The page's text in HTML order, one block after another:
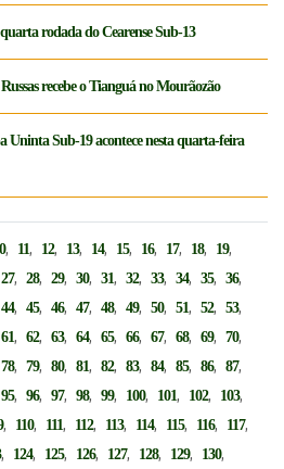
rodada do Cearense Sub-13
recebe o Tianguá no Mourãozão
Uninta Sub-19 acontece nesta quarta-feira
, 11, 12, 13, 14, 15, 16, 17, 18, 19,
27,28,29,30,31,32,33,34,35,36,
44,45,46,47,48,49,50,51,52,53,
61,62,63,64,65,66,67,68,69,70,
78,79,80,81,82,83,84,85,86,87,
95,96,97,98,99, 100, 101, 102, 103,
, 110, 111, 112, 113, 114, 115, 116, 117,
, 124, 125, 126, 127, 128, 129, 130,